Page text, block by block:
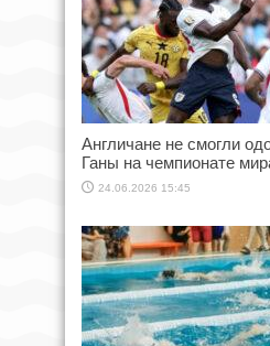
Англичане не смогли
Ганы на чемпионате
24.06.2026 15:45